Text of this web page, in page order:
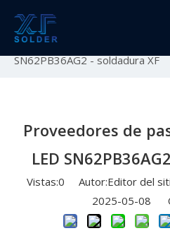
Usted está aquí:
soldadura
Proveedores de
SN62PB36AG2 - soldadura XF
Proveedores de
LED
Vistas:0 Autor:Editor del
2025-05-08